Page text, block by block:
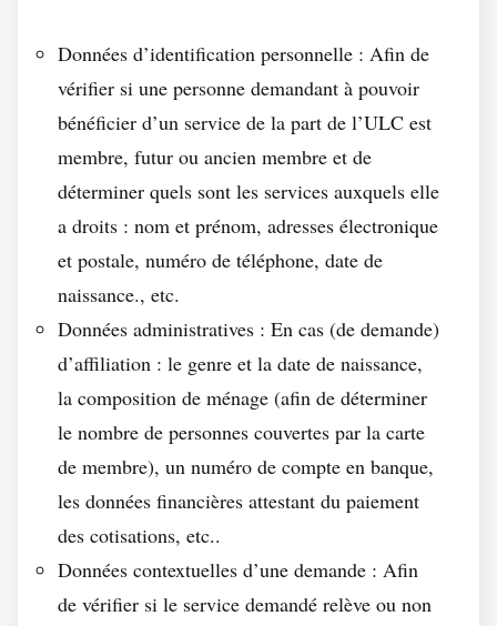
Données d’identification personnelle : Afin de
vérifier si une personne demandant à pouvoir
bénéficier d’un service de la part de l’ULC est
membre, futur ou ancien membre et de
déterminer quels sont les services auxquels elle
a droits : nom et prénom, adresses électronique
et postale, numéro de téléphone, date de
naissance., etc.
Données administratives : En cas (de demande)
d’affiliation : le genre et la date de naissance,
la composition de ménage (afin de déterminer
le nombre de personnes couvertes par la carte
de membre), un numéro de compte en banque,
les données financières attestant du paiement
des cotisations, etc..
Données contextuelles d’une demande : Afin
de vérifier si le service demandé relève ou non